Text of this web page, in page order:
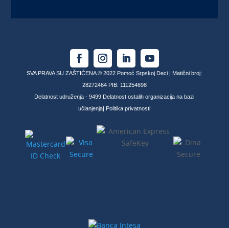
SVA PRAVA SU ZAŠTIĆENA © 2022 Pomoć Srpskoj Deci | Matični broj:
28272464 PIB: 111254698
Delatnost udruženja - 9499 Delatnost ostalih organizacija na bazi
učlanjenja|
Politika privatnosti